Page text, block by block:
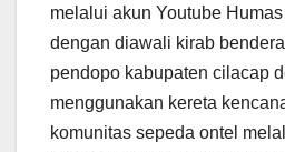
melalui akun Youtube
dengan diawali kirab
pendopo kabupaten cilacap
menggunakan kereta
komunitas sepeda ontel